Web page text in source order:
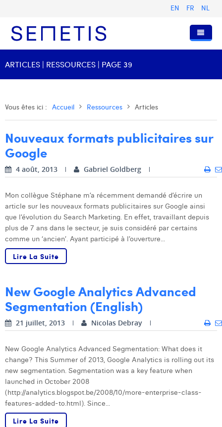
EN FR NL
Services
Digital Business Intelligence
Technologie
Formations
Notre histoire
L'équipe
Anouk Allegaert
Arthur Collard
Camille Servais
Charlie Deschamps
Dhan Claes
Diane Tremouroux
Elio Civalleri
Eliott Pousset
Hanne Van Loock
Janne Beke
Jonas Geiregat
Justine Cremer
Nos valeurs
Omnicom Media Group
Certifications
Ressources
Articles
Présentations et Cas
Communiqués de presse
Clients
Rejoignez-nous
Digital Business Consultant NL
Digital Business Analyst
Digital Business Intern
Contact
ARTICLES | RESSOURCES | PAGE 39
Vous êtes ici : Accueil Ressources Articles
Nouveaux formats publicitaires sur
Google
4 août, 2013 Gabriel Goldberg
Mon collègue Stéphane m’a récemment demandé d’écrire un
article sur les nouveaux formats publicitaires sur Google ainsi
que l’évolution du Search Marketing. En effet, travaillant depuis
plus de 7 ans dans le secteur, je suis considéré par certains
comme un ‘ancien’. Ayant participé à l’ouverture...
Lire La Suite
New Google Analytics Advanced
Segmentation (English)
21 juillet, 2013 Nicolas Debray
New Google Analytics Advanced Segmentation: What does it
change? This Summer of 2013, Google Analytics is rolling out its
new segmentation. Segmentation was a key feature when
launched in October 2008
(http://analytics.blogspot.be/2008/10/more-enterprise-class-
features-added-to.html). Since...
Lire La Suite